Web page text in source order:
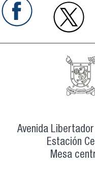
Avenida
Estación
Mesa